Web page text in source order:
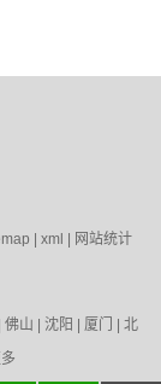
xml
网站统计
佛山 沈阳 厦门
北